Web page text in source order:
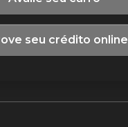
seu crédito online